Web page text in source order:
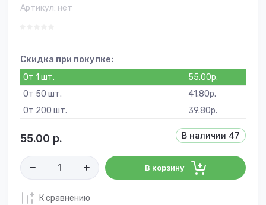
Артикул: нет
Скидка при покупке:
От 1 шт. 55.00р.
От 50 шт.
41.80р.
От 200 шт.
39.80р.
В наличии 47
55.00 р.
В корзину
К сравнению